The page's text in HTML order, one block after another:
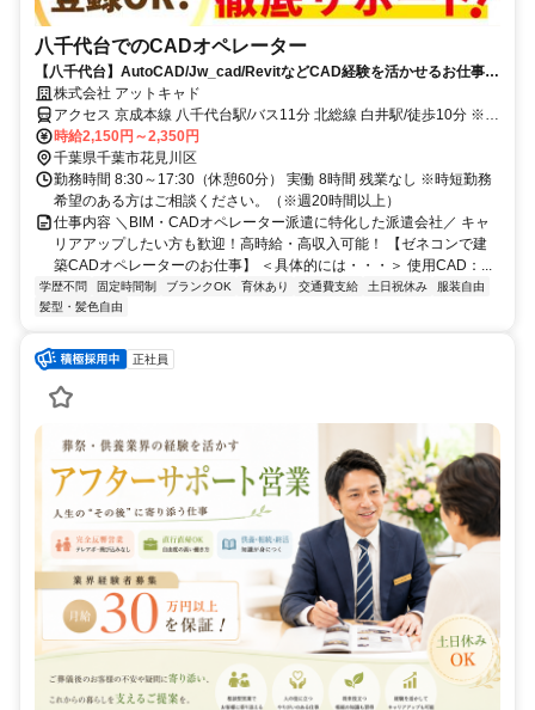
八千代台でのCADオペレーター
【八千代台】AutoCAD/Jw_cad/RevitなどCAD経験を活かせるお仕事を
ご紹介！
株式会社 アットキャド
アクセス 京成本線 八千代台駅/バス11分 北総線 白井駅/徒歩10分 ※車
OK・駐車場アリ
時給2,150円～2,350円
千葉県千葉市花見川区
勤務時間 8:30～17:30（休憩60分） 実働 8時間 残業なし ※時短勤務
希望のある方はご相談ください。（※週20時間以上）
仕事内容 ＼BIM・CADオペレーター派遣に特化した派遣会社／ キャ
リアアップしたい方も歓迎！高時給・高収入可能！ 【ゼネコンで建
築CADオペレーターのお仕事】 ＜具体的には・・・＞ 使用CAD：...
学歴不問 固定時間制 ブランクOK 育休あり 交通費支給 土日祝休み
服装自由
髪型・髪色自由
正社員